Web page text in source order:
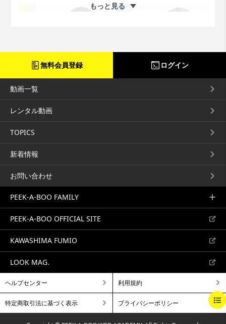
BEGINNING BREAKFAST
BRUNCH
LUNCH
DINNER A LA CARTE
ヘッドシェープ
PEEK-A-BOO 18min32s
頭の丸みに合わせて短くカットす
るトレーニング...
スタンダードベーシック
グラデーションボブ
PEEK-A-BOO 14min56s
グラデーションボブ...
マッシュルームボブ
PEEK-A-BOO
マッシュルームボブ...
ミディアムシャギー
フォワードシェープグラデ
ーション
ショートレイヤー
もっと見る
無料会員登録 ログイン
動画一覧
レンタル動画
TOPICS
新着情報
お問い合わせ
PEEK-A-BOO FAMILY
PEEK-A-BOO OFFICIAL SITE
KAWASHIMA FUMIO
LOOK MAG.
ヘルプセンター 利用規約
特定商取引法に基づく表示 プライバシーポリシー